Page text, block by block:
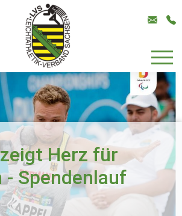
Herz für
- Spendenlauf